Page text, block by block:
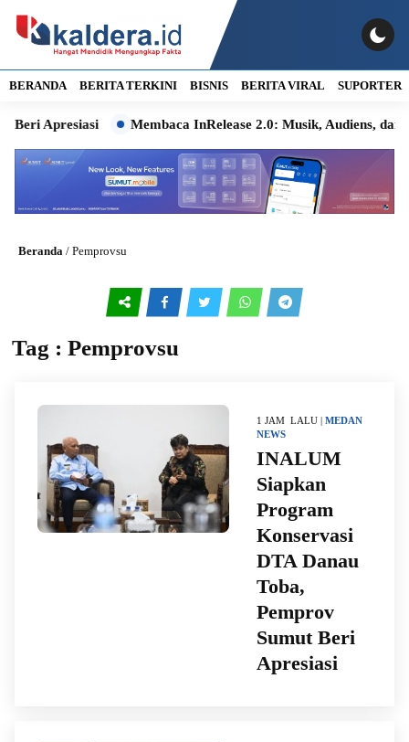
BERANDA BERITA TERKINI BISNIS BERITA VIRAL SUPORTER
Membaca InRelease 2.0: Musik, Audiens, dan
Beranda / Pemprovsu
Tag : Pemprovsu
1 JAM LALU | MEDAN
NEWS
INALUM
Siapkan
Program
Konservasi
DTA Danau
Toba,
Pemprov
Sumut Beri
Apresiasi